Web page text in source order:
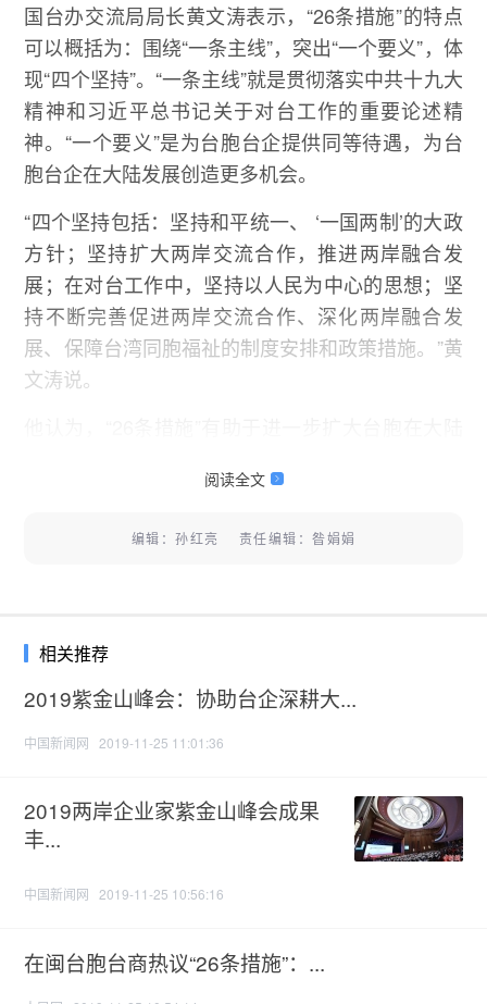
国台办交流局局长黄文涛表示，“26条措施”的特点
可以概括为：围绕“一条主线”，突出“一个要义”，体
现“四个坚持”。“一条主线”就是贯彻落实中共十九大
精神和习近平总书记关于对台工作的重要论述精
神。“一个要义”是为台胞台企提供同等待遇，为台
胞台企在大陆发展创造更多机会。
“四个坚持包括：坚持和平统一、 ‘一国两制’的大政
方针；坚持扩大两岸交流合作，推进两岸融合发
展；在对台工作中，坚持以人民为中心的思想；坚
持不断完善促进两岸交流合作、深化两岸融合发
展、保障台湾同胞福祉的制度安排和政策措施。”黄
文涛说。
阅读全文
编辑：孙红亮 责任编辑：昝娟娟
相关推荐
2019紫金山峰会：协助台企深耕大...
中国新闻网 2019-11-25 11:01:36
2019两岸企业家紫金山峰会成果
丰...
中国新闻网 2019-11-25 10:56:16
在闽台胞台商热议“26条措施”：...